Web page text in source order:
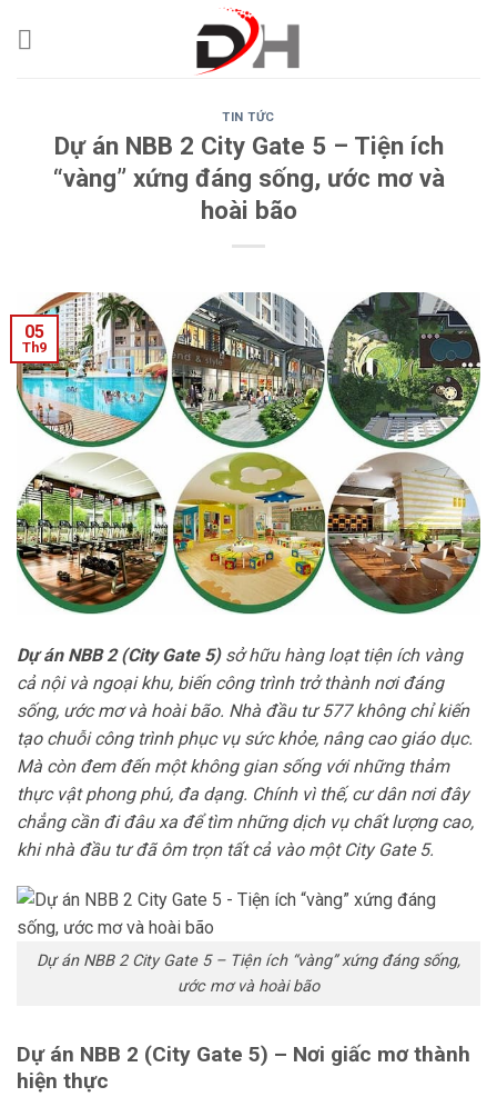
TIN TỨC
Dự án NBB 2 City Gate 5 – Tiện ích
“vàng” xứng đáng sống, ước mơ và
hoài bão
05
Th9
Dự án NBB 2 (City Gate 5)sở hữu hàng loạt tiện ích vàng
cả nội và ngoại khu, biến công trình trở thành nơi đáng
sống, ước mơ và hoài bão. Nhà đầu tư 577 không chỉ kiến
tạo chuỗi công trình phục vụ sức khỏe, nâng cao giáo dục.
Mà còn đem đến một không gian sống với những thảm
thực vật phong phú, đa dạng. Chính vì thế, cư dân nơi đây
chẳng cần đi đâu xa để tìm những dịch vụ chất lượng cao,
khi nhà đầu tư đã ôm trọn tất cả vào một City Gate 5.
Dự án NBB 2 City Gate 5 – Tiện ích “vàng” xứng đáng sống,
ước mơ và hoài bão
Dự án NBB 2 (City Gate 5) – Nơi giấc mơ thành
hiện thực